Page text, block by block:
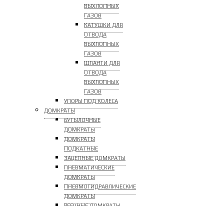
ВЫХЛОПНЫХ
ГАЗОВ
КАТУШКИ ДЛЯ
ОТВОДА
ВЫХЛОПНЫХ
ГАЗОВ
ШЛАНГИ ДЛЯ
ОТВОДА
ВЫХЛОПНЫХ
ГАЗОВ
УПОРЫ ПОД КОЛЕСА
ДОМКРАТЫ
БУТЫЛОЧНЫЕ
ДОМКРАТЫ
ДОМКРАТЫ
ПОДКАТНЫЕ
ЗАЦЕПНЫЕ ДОМКРАТЫ
ПНЕВМАТИЧЕСКИЕ
ДОМКРАТЫ
ПНЕВМОГИДРАВЛИЧЕСКИЕ
ДОМКРАТЫ